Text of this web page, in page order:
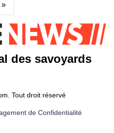
»
des savoyards
Tout droit réservé
de Confidentialité